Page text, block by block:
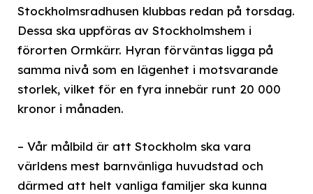
Stockholmsradhusen klubbas redan på torsdag.
Dessa ska uppföras av Stockholmshem i
förorten Ormkärr. Hyran förväntas ligga på
samma nivå som en lägenhet i motsvarande
storlek, vilket för en fyra innebär runt 20 000
kronor i månaden.
– Vår målbild är att Stockholm ska vara
världens mest barnvänliga huvudstad och
därmed att helt vanliga familjer ska kunna